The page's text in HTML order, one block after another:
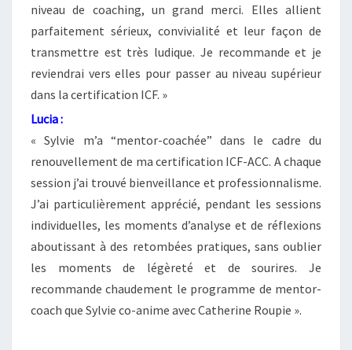
niveau de coaching, un grand merci. Elles allient
parfaitement sérieux, convivialité et leur façon de
transmettre est très ludique. Je recommande et je
reviendrai vers elles pour passer au niveau supérieur
dans la certification ICF. »
Lucia :
« Sylvie m’a “mentor-coachée” dans le cadre du
renouvellement de ma certification ICF-ACC. A chaque
session j’ai trouvé bienveillance et professionnalisme.
J’ai particulièrement apprécié, pendant les sessions
individuelles, les moments d’analyse et de réflexions
aboutissant à des retombées pratiques, sans oublier
les moments de légèreté et de sourires. Je
recommande chaudement le programme de mentor-
coach que Sylvie co-anime avec Catherine Roupie ».